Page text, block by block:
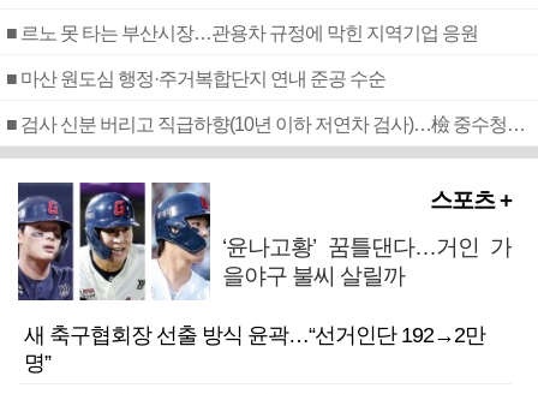
■ 르노 못 타는 부산시장…관용차 규정에 막힌 지역기업 응원
■ 마산 원도심 행정·주거복합단지 연내 준공 수순
■ 검사 신분 버리고 직급하향(10년 이하 저연차 검사)…檢 중수청행 기피
스포츠 +
‘윤나고황’ 꿈틀댄다…거인 가
을야구 불씨 살릴까
새 축구협회장 선출 방식 윤곽…“선거인단 192→2만
명”